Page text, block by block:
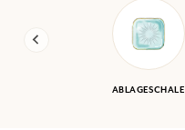
ABLAGESCHALE